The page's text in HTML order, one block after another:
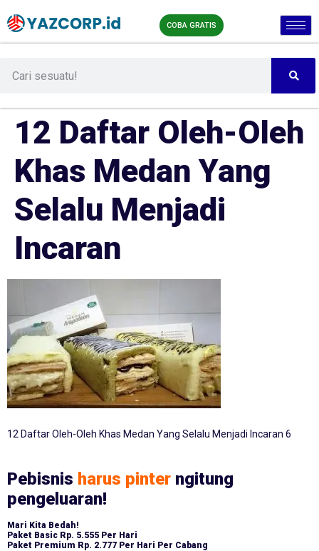
COBA GRATIS
12 Daftar Oleh-Oleh
Khas Medan Yang
Selalu Menjadi
Incaran
12 Daftar Oleh-Oleh Khas Medan Yang Selalu Menjadi Incaran 6
Pebisnis harus pinter ngitung
pengeluaran!
Mari Kita Bedah!
Paket Basic Rp. 5.555 Per Hari
Paket Premium Rp. 2.777 Per Hari Per Cabang